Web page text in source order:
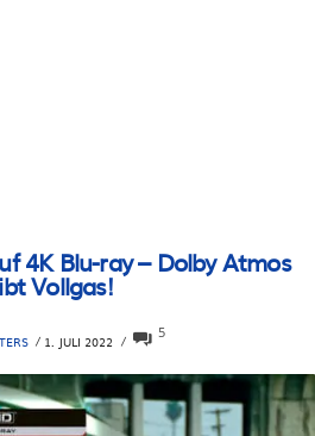
4K Blu-ray – Dolby Atmos
Vollgas!
1. JULI 2022
5